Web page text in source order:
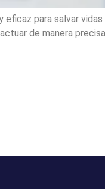
para salvar
de manera